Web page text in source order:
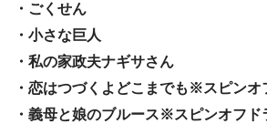
・ごくせん
・小さな巨人
・私の家政夫ナギサさん
・恋はつづくよどこまでも※スピンオ
・義母と娘のブルース※スピンオフド